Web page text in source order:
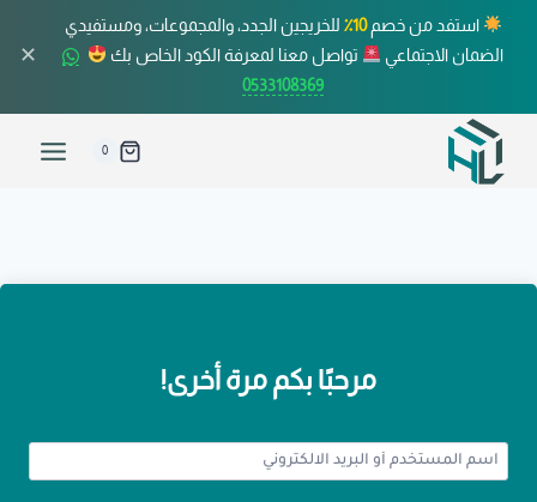
استفد من خصم10٪
للخريجين الجدد، والمجموعات، ومستفيدي
الضمان الاجتماعي
تواصل معنا لمعرفة الكود الخاص بك
0533108369
✕
0
مرحبًا بكم مرة أخرى!